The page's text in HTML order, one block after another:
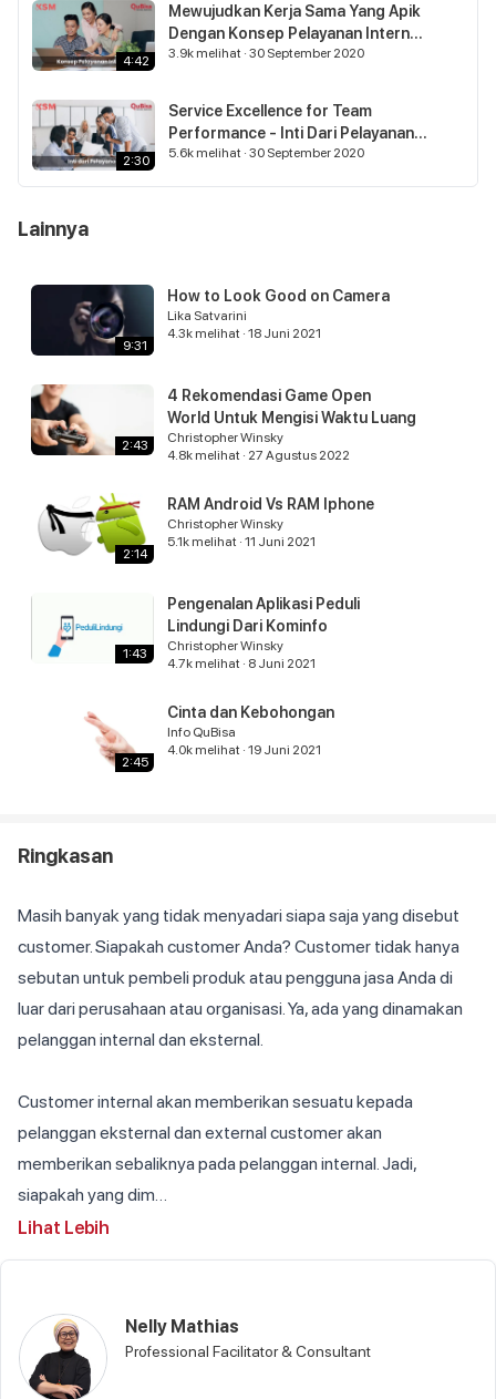
4:42
Mewujudkan Kerja Sama Yang Apik
Dengan Konsep Pelayanan Internal
(Internal Service) - Part 4
3.9k melihat · 30 September 2020
2:30
Service Excellence for Team
Performance - Inti Dari Pelayanan -
Part 5
5.6k melihat · 30 September 2020
Lainnya
9:31
How to Look Good on Camera
Lika Satvarini
4.3k melihat · 18 Juni 2021
2:43
4 Rekomendasi Game Open
World Untuk Mengisi Waktu Luang
Christopher Winsky
4.8k melihat · 27 Agustus 2022
2:14
RAM Android Vs RAM Iphone
Christopher Winsky
5.1k melihat · 11 Juni 2021
1:43
Pengenalan Aplikasi Peduli
Lindungi Dari Kominfo
Christopher Winsky
4.7k melihat · 8 Juni 2021
2:45
Cinta dan Kebohongan
Info QuBisa
4.0k melihat · 19 Juni 2021
Ringkasan
Masih banyak yang tidak menyadari siapa saja yang disebut
customer. Siapakah customer Anda? Customer tidak hanya
sebutan untuk pembeli produk atau pengguna jasa Anda di
luar dari perusahaan atau organisasi. Ya, ada yang dinamakan
pelanggan internal dan eksternal.
Customer internal akan memberikan sesuatu kepada
pelanggan eksternal dan external customer akan
memberikan sebaliknya pada pelanggan internal. Jadi,
siapakah yang dim…
Lihat Lebih
Nelly Mathias
Professional Facilitator & Consultant